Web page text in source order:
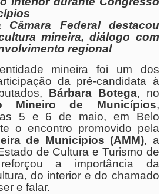
Câmara Federal destacou
mineira, diálogo com
regional
mineira foi um dos
da pré-candidata à
Bárbara Botega, no
Mineiro de Municípios,
5 e 6 de maio, em Belo
o encontro promovido pela
de Municípios (AMM), a
de Cultura e Turismo de
a importância da
do interior e do chamado
e falar.